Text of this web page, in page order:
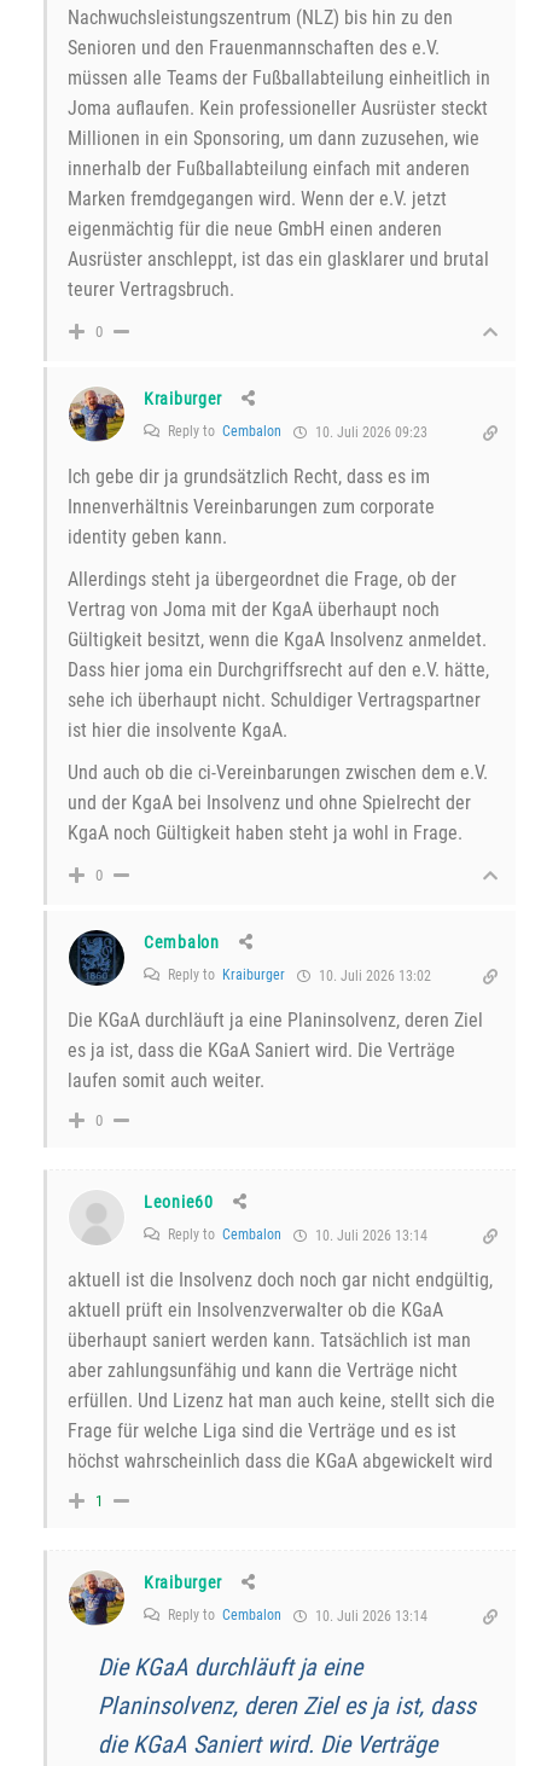
Nachwuchsleistungszentrum (NLZ) bis hin zu den
Senioren und den Frauenmannschaften des e.V.
müssen alle Teams der Fußballabteilung einheitlich in
Joma auflaufen. Kein professioneller Ausrüster steckt
Millionen in ein Sponsoring, um dann zuzusehen, wie
innerhalb der Fußballabteilung einfach mit anderen
Marken fremdgegangen wird. Wenn der e.V. jetzt
eigenmächtig für die neue GmbH einen anderen
Ausrüster anschleppt, ist das ein glasklarer und brutal
teurer Vertragsbruch.
0
Kraiburger
Reply to Cembalon 10. Juli 2026 09:23
Ich gebe dir ja grundsätzlich Recht, dass es im
Innenverhältnis Vereinbarungen zum corporate
identity geben kann.
Allerdings steht ja übergeordnet die Frage, ob der
Vertrag von Joma mit der KgaA überhaupt noch
Gültigkeit besitzt, wenn die KgaA Insolvenz anmeldet.
Dass hier joma ein Durchgriffsrecht auf den e.V. hätte,
sehe ich überhaupt nicht. Schuldiger Vertragspartner
ist hier die insolvente KgaA.
Und auch ob die ci-Vereinbarungen zwischen dem e.V.
und der KgaA bei Insolvenz und ohne Spielrecht der
KgaA noch Gültigkeit haben steht ja wohl in Frage.
0
Cembalon
Reply to Kraiburger 10. Juli 2026 13:02
Die KGaA durchläuft ja eine Planinsolvenz, deren Ziel
es ja ist, dass die KGaA Saniert wird. Die Verträge
laufen somit auch weiter.
0
Leonie60
Reply to Cembalon 10. Juli 2026 13:14
aktuell ist die Insolvenz doch noch gar nicht endgültig,
aktuell prüft ein Insolvenzverwalter ob die KGaA
überhaupt saniert werden kann. Tatsächlich ist man
aber zahlungsunfähig und kann die Verträge nicht
erfüllen. Und Lizenz hat man auch keine, stellt sich die
Frage für welche Liga sind die Verträge und es ist
höchst wahrscheinlich dass die KGaA abgewickelt wird
1
Kraiburger
Reply to Cembalon 10. Juli 2026 13:14
Die KGaA durchläuft ja eine
Planinsolvenz, deren Ziel es ja ist, dass
die KGaA Saniert wird. Die Verträge